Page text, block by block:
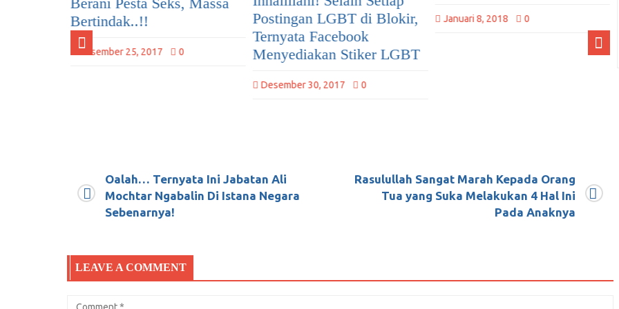
Postingan LGBT di Blokir,
Ternyata Facebook
Menyediakan Stiker LGBT
Januari 8, 2018 0
Oalah… Ternyata Ini Jabatan Ali
Mochtar Ngabalin Di Istana Negara
Sebenarnya!
Rasulullah Sangat Marah Kepada Orang
Tua yang Suka Melakukan 4 Hal Ini
Pada Anaknya
LEAVE A COMMENT